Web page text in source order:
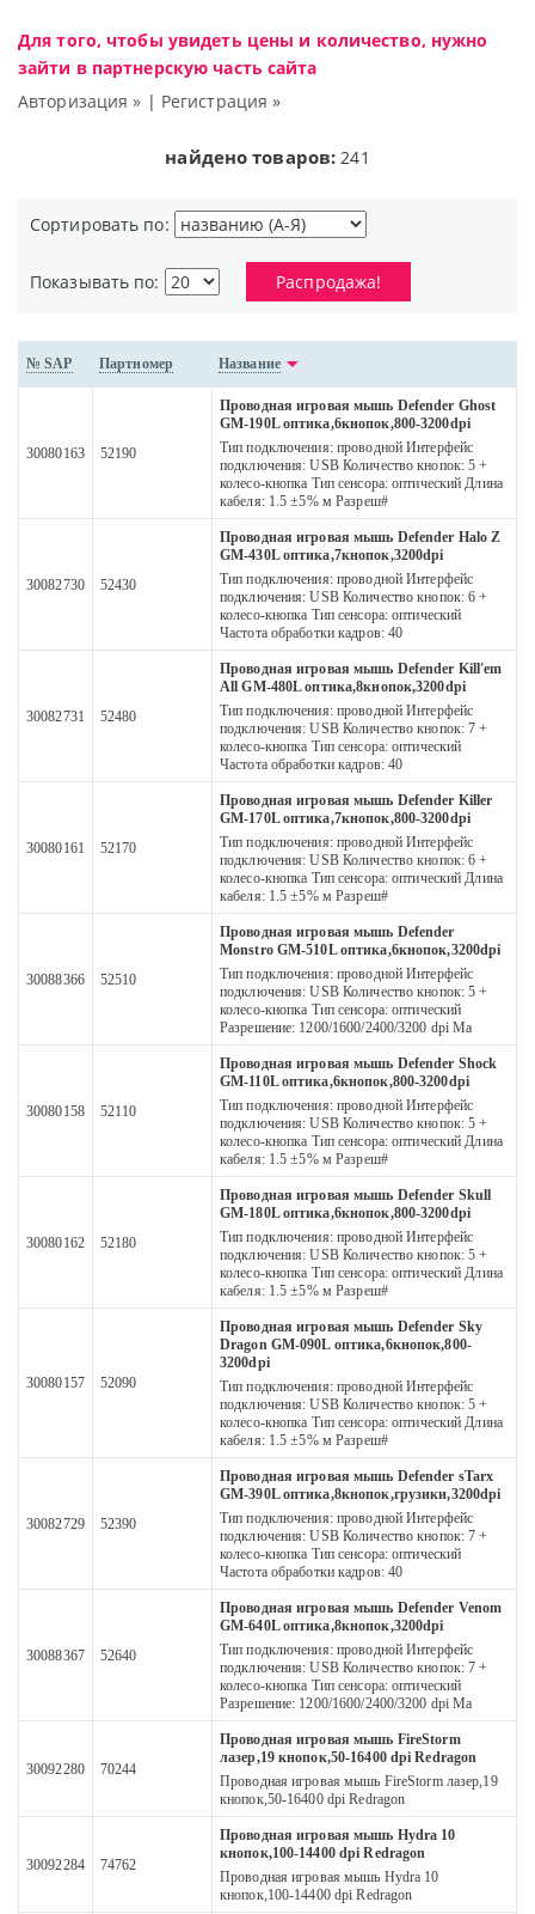
Для того, чтобы увидеть цены и количество, нужно
зайти в партнерскую часть сайта
Авторизация » | Регистрация »
найдено товаров: 241
Сортировать по:
Показывать по: Распродажа!
№ SAP Партномер Название
30080163 52190
Проводная игровая мышь Defender Ghost
GM-190L оптика,6кнопок,800-3200dpi
Тип подключения: проводной Интерфейс
подключения: USB Количество кнопок: 5 +
колесо-кнопка Тип сенсора: оптический Длина
кабеля: 1.5 ±5% м Разреш#
30082730 52430
Проводная игровая мышь Defender Halo Z
GM-430L оптика,7кнопок,3200dpi
Тип подключения: проводной Интерфейс
подключения: USB Количество кнопок: 6 +
колесо-кнопка Тип сенсора: оптический
Частота обработки кадров: 40
30082731 52480
Проводная игровая мышь Defender Kill'em
All GM-480L оптика,8кнопок,3200dpi
Тип подключения: проводной Интерфейс
подключения: USB Количество кнопок: 7 +
колесо-кнопка Тип сенсора: оптический
Частота обработки кадров: 40
30080161 52170
Проводная игровая мышь Defender Killer
GM-170L оптика,7кнопок,800-3200dpi
Тип подключения: проводной Интерфейс
подключения: USB Количество кнопок: 6 +
колесо-кнопка Тип сенсора: оптический Длина
кабеля: 1.5 ±5% м Разреш#
30088366 52510
Проводная игровая мышь Defender
Monstro GM-510L оптика,6кнопок,3200dpi
Тип подключения: проводной Интерфейс
подключения: USB Количество кнопок: 5 +
колесо-кнопка Тип сенсора: оптический
Разрешение: 1200/1600/2400/3200 dpi Ма
30080158 52110
Проводная игровая мышь Defender Shock
GM-110L оптика,6кнопок,800-3200dpi
Тип подключения: проводной Интерфейс
подключения: USB Количество кнопок: 5 +
колесо-кнопка Тип сенсора: оптический Длина
кабеля: 1.5 ±5% м Разреш#
30080162 52180
Проводная игровая мышь Defender Skull
GM-180L оптика,6кнопок,800-3200dpi
Тип подключения: проводной Интерфейс
подключения: USB Количество кнопок: 5 +
колесо-кнопка Тип сенсора: оптический Длина
кабеля: 1.5 ±5% м Разреш#
30080157 52090
Проводная игровая мышь Defender Sky
Dragon GM-090L оптика,6кнопок,800-
3200dpi
Тип подключения: проводной Интерфейс
подключения: USB Количество кнопок: 5 +
колесо-кнопка Тип сенсора: оптический Длина
кабеля: 1.5 ±5% м Разреш#
30082729 52390
Проводная игровая мышь Defender sTarx
GM-390L оптика,8кнопок,грузики,3200dpi
Тип подключения: проводной Интерфейс
подключения: USB Количество кнопок: 7 +
колесо-кнопка Тип сенсора: оптический
Частота обработки кадров: 40
30088367 52640
Проводная игровая мышь Defender Venom
GM-640L оптика,8кнопок,3200dpi
Тип подключения: проводной Интерфейс
подключения: USB Количество кнопок: 7 +
колесо-кнопка Тип сенсора: оптический
Разрешение: 1200/1600/2400/3200 dpi Ма
30092280 70244
Проводная игровая мышь FireStorm
лазер,19 кнопок,50-16400 dpi Redragon
Проводная игровая мышь FireStorm лазер,19
кнопок,50-16400 dpi Redragon
30092284 74762
Проводная игровая мышь Hydra 10
кнопок,100-14400 dpi Redragon
Проводная игровая мышь Hydra 10
кнопок,100-14400 dpi Redragon